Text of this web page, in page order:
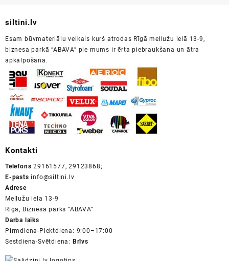
siltini.lv
Esam būvmateriālu veikals kurš atrodas Rīgā mellužu ielā 13-9,
biznesa parkā “ABAVA” pie mums ir ērta piebraukšana un ātra
apkalpošana.
Kontakti
Telefons 29161577, 29123868;
E-pasts info@siltini.lv
Adrese
Mellužu iela 13-9
Rīga, Biznesa parks “ABAVA”
Darba laiks
Pirmdiena-Piektdiena: 9:00–17:00
Sestdiena-Svētdiena: Brīvs